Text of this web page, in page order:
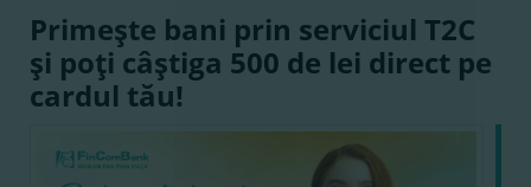
Primeşte bani prin serviciul T2C
şi poţi câştiga 500 de lei direct pe
cardul tău!